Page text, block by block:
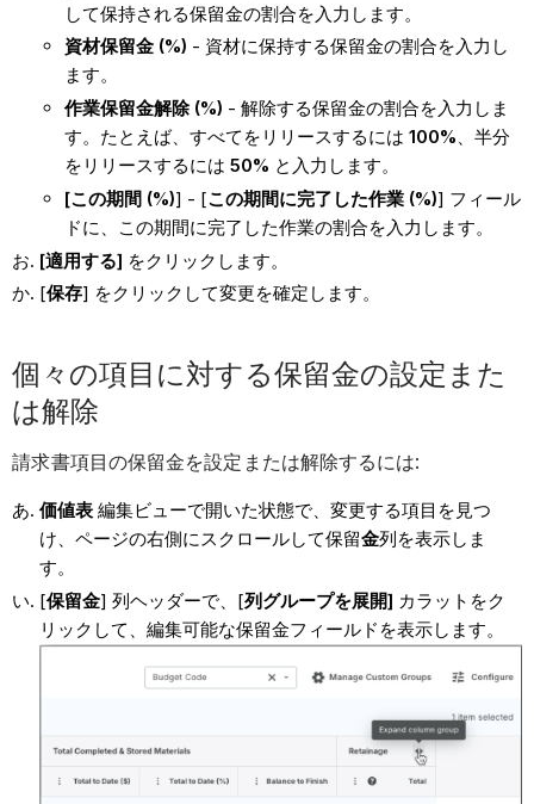
して保持される保留金の割合を入力します。
資材保留金 (%) - 資材に保持する保留金の割合を入力し
ます。
作業保留金解除 (%) - 解除する保留金の割合を入力しま
す。たとえば、すべてをリリースするには 100%、半分
をリリースするには 50% と入力します。
[この期間 (%)] - [この期間に完了した作業 (%)] フィール
ドに、この期間に完了した作業の割合を入力します。
[適用する] をクリックします。
[保存] をクリックして変更を確定します。
個々の項目に対する保留金の設定また
は解除
請求書項目の保留金を設定または解除するには:
価値表 編集ビューで開いた状態で、変更する項目を見つ
け、ページの右側にスクロールして保留金列を表示しま
す。
[保留金] 列ヘッダーで、[列グループを展開] カラットをク
リックして、編集可能な保留金フィールドを表示します。